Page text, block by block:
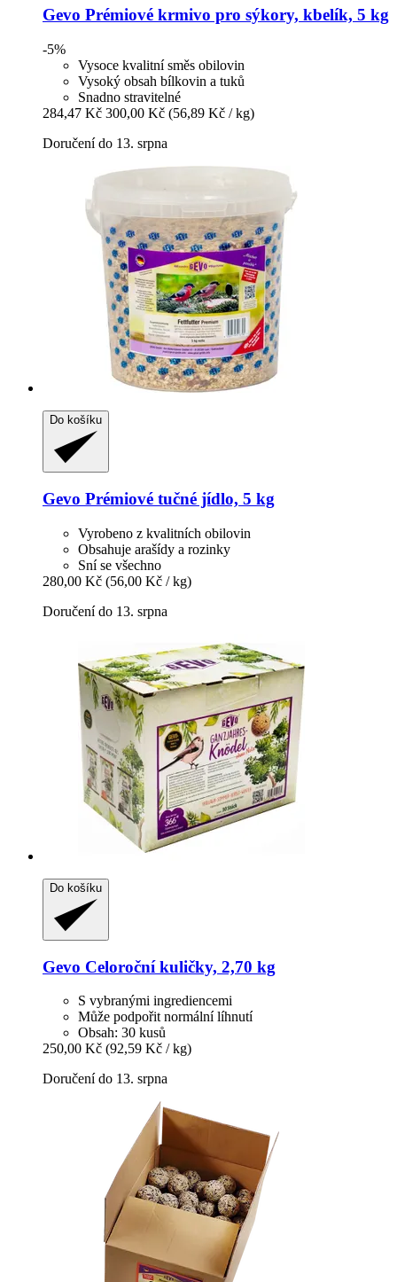
Gevo Prémiové krmivo pro sýkory, kbelík, 5 kg
-5%
Vysoce kvalitní směs obilovin
Vysoký obsah bílkovin a tuků
Snadno stravitelné
284,47 Kč 300,00 Kč (56,89 Kč / kg)
Doručení do 13. srpna
Do košíku
Gevo Prémiové tučné jídlo, 5 kg
Vyrobeno z kvalitních obilovin
Obsahuje arašídy a rozinky
Sní se všechno
280,00 Kč (56,00 Kč / kg)
Doručení do 13. srpna
Do košíku
Gevo Celoroční kuličky, 2,70 kg
S vybranými ingrediencemi
Může podpořit normální líhnutí
Obsah: 30 kusů
250,00 Kč (92,59 Kč / kg)
Doručení do 13. srpna